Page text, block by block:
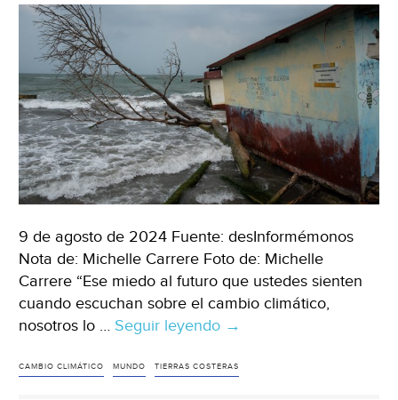
9 de agosto de 2024 Fuente: desInformémonos
Nota de: Michelle Carrere Foto de: Michelle
Carrere “Ese miedo al futuro que ustedes sienten
cuando escuchan sobre el cambio climático,
nosotros lo … Seguir leyendo Internacional
Comunidades
→
CAMBIO CLIMÁTICO MUNDO TIERRAS COSTERAS